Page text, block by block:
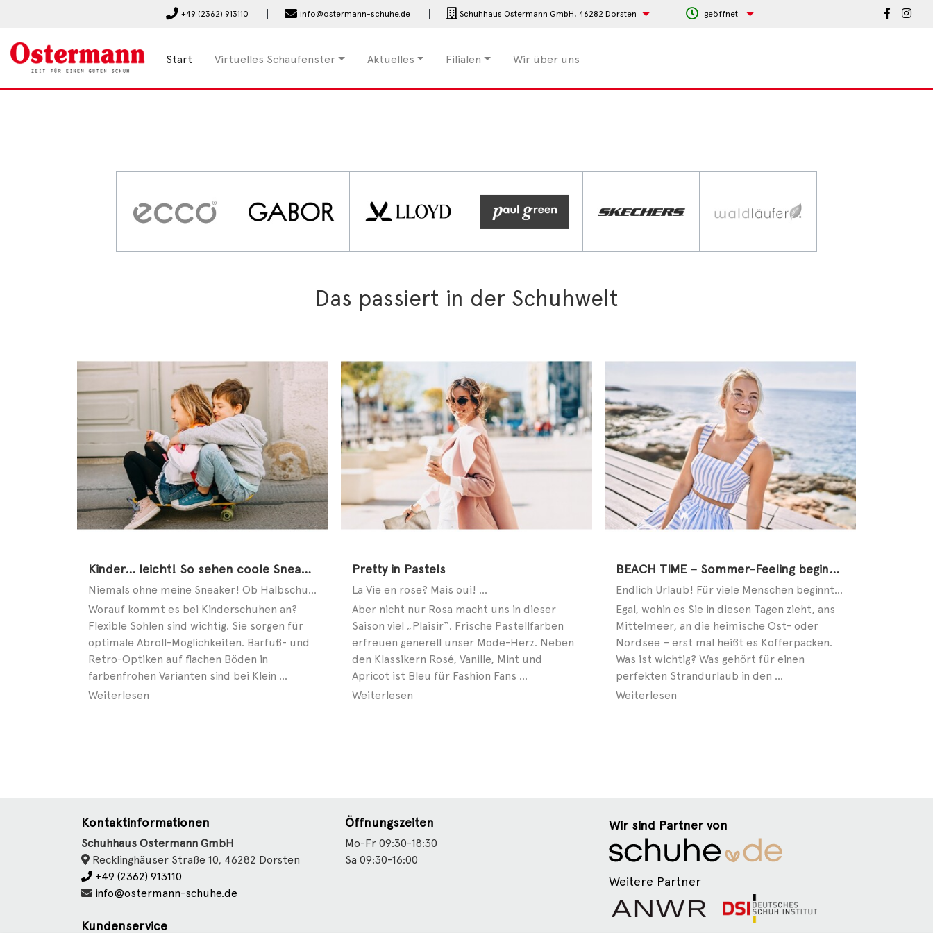
+49 (2362) 913110 info@ostermann-schuhe.de Schuhhaus Ostermann GmbH, 46282 Dorsten geöffnet
Start Virtuelles Schaufenster Aktuelles Filialen Wir über uns
Das passiert in der Schuhwelt
Kinder… leicht! So sehen coole Sneaker aus!
Niemals ohne meine Sneaker! Ob Halbschuh, Mid Cut oder Slip-on – auch bei modebewussten Kids geht ...
Worauf kommt es bei Kinderschuhen an?
Flexible Sohlen sind wichtig. Sie sorgen für
optimale Abroll-Möglichkeiten. Barfuß- und
Retro-Optiken auf flachen Böden in
farbenfrohen Varianten sind bei Klein ...
Weiterlesen
Pretty in Pastels
La Vie en rose? Mais oui! ...
Aber nicht nur Rosa macht uns in dieser
Saison viel „Plaisir“. Frische Pastellfarben
erfreuen generell unser Mode-Herz. Neben
den Klassikern Rosé, Vanille, Mint und
Apricot ist Bleu für Fashion Fans ...
Weiterlesen
BEACH TIME – Sommer-Feeling beginnt an den Füßen
Endlich Urlaub! Für viele Menschen beginnt in diesen Tagen die schönste Zeit des Jahres. Ob allein, ...
Egal, wohin es Sie in diesen Tagen zieht, ans
Mittelmeer, an die heimische Ost- oder
Nordsee – erst mal heißt es Kofferpacken.
Was ist wichtig? Was gehört für einen
perfekten Strandurlaub in den ...
Weiterlesen
Kontaktinformationen
Schuhhaus Ostermann GmbH
Recklinghäuser Straße 10, 46282 Dorsten
+49 (2362) 913110
info@ostermann-schuhe.de
Kundenservice
Öffnungszeiten
Mo-Fr 09:30-18:30
Sa 09:30-16:00
Wir sind Partner von
Weitere Partner